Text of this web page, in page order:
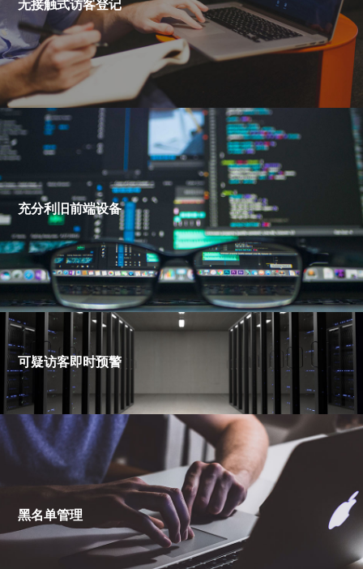
无接触式访客登记
充分利旧前端设备
可疑访客即时预警
黑名单管理